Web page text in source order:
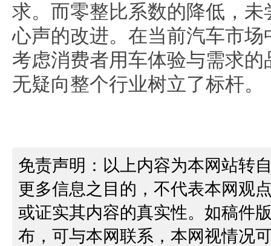
求。而零整比系数的降低，
心声的改进。在当前汽车市
考虑消费者用车体验与需求
无疑向整个行业树立了标杆。
免责声明：以上内容为本网站转
更多信息之目的，不代表本网观
或证实其内容的真实性。如稿件
布，可与本网联系，本网视情况